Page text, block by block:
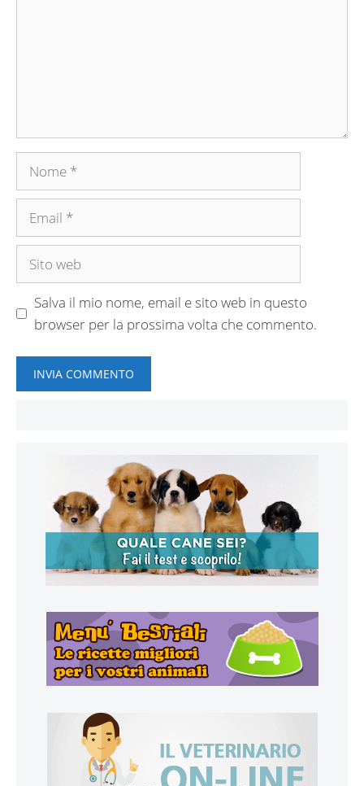
Nome
Email
Sito
Salva il mio nome, email e sito web in questo
browser per la prossima volta che commento.